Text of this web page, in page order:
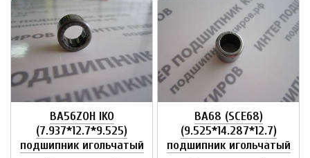
BA56ZOH IKO
(7.937*12.7*9.525)
подшипник игольчатый
BA68 (SCE68)
(9.525*14.287*12.7)
подшипник игольчатый